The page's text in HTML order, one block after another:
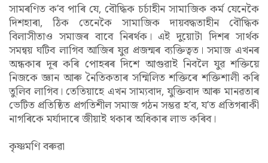
সামৰণিত ক’ব পাৰি যে, বৌদ্ধিক চৰ্চাহীন সামাজিক কৰ্ম যেনেকৈ
দিশহাৰা, ঠিক তেনেকৈ সামাজিক দায়বদ্ধতাহীন বৌদ্ধিক
বিলাসীতাও সমাজৰ বাবে নিৰৰ্থক। এই দুয়োটা দিশৰ সাৰ্থক
সমন্বয় ঘটিব লাগিব আজিৰ যুৱ প্ৰজন্মৰ ব্যক্তিত্বত। সমাজ এখনৰ
অন্ধকাৰ দূৰ কৰি পোহৰৰ দিশে আগুৱাই নিবলৈ যুৱ শক্তিয়ে
নিজকে জ্ঞান আৰু নৈতিকতাৰ সন্মিলিত শক্তিৰে শক্তিশালী কৰি
তুলিব লাগিব। তেতিয়াহে এখন সাম্যবাদ, যুক্তিবাদ আৰু মানৱতাৰ
ভেটিত প্ৰতিষ্ঠিত প্ৰগতিশীল সমাজ গঠন সম্ভৱ হ’ব, য’ত প্ৰতিগৰাকী
নাগৰিকে মৰ্যাদাৰে জীয়াই থকাৰ অধিকাৰ লাভ কৰিব।
কৃষ্ণমণি বৰুৱা